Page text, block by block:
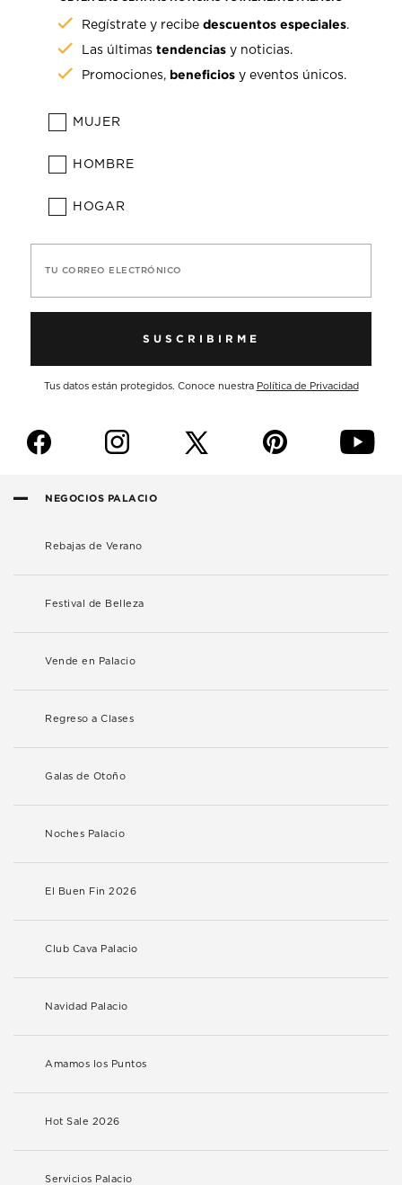
Regístrate y recibedescuentos especiales.
Las últimastendencias y noticias.
Promociones, beneficios y eventos únicos.
MUJER
HOMBRE
HOGAR
TU CORREO ELECTRÓNICO
SUSCRIBIRME
Tus datos están protegidos. Conoce nuestra Política de Privacidad
f i p y
NEGOCIOS PALACIO
Rebajas de Verano
Festival de Belleza
Vende en Palacio
Regreso a Clases
Galas de Otoño
Noches Palacio
El Buen Fin 2026
Club Cava Palacio
Navidad Palacio
Amamos los Puntos
Hot Sale 2026
Servicios Palacio